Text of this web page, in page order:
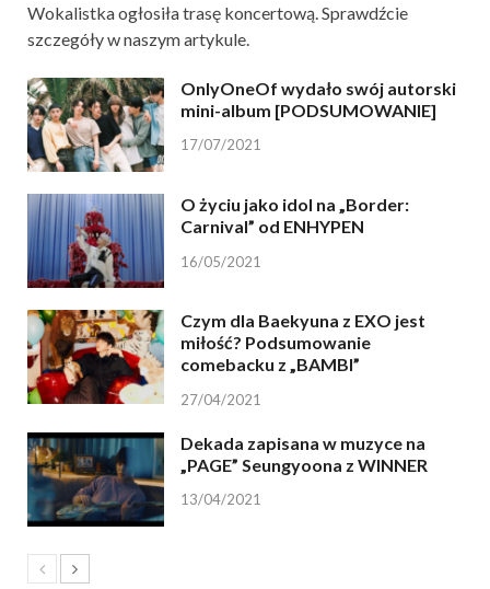
Wokalistka ogłosiła trasę koncertową. Sprawdźcie
szczegóły w naszym artykule.
OnlyOneOf wydało swój autorski
mini-album [PODSUMOWANIE]
17/07/2021
O życiu jako idol na „Border:
Carnival” od ENHYPEN
16/05/2021
Czym dla Baekyuna z EXO jest
miłość? Podsumowanie
comebacku z „BAMBI”
27/04/2021
Dekada zapisana w muzyce na
„PAGE” Seungyoona z WINNER
13/04/2021